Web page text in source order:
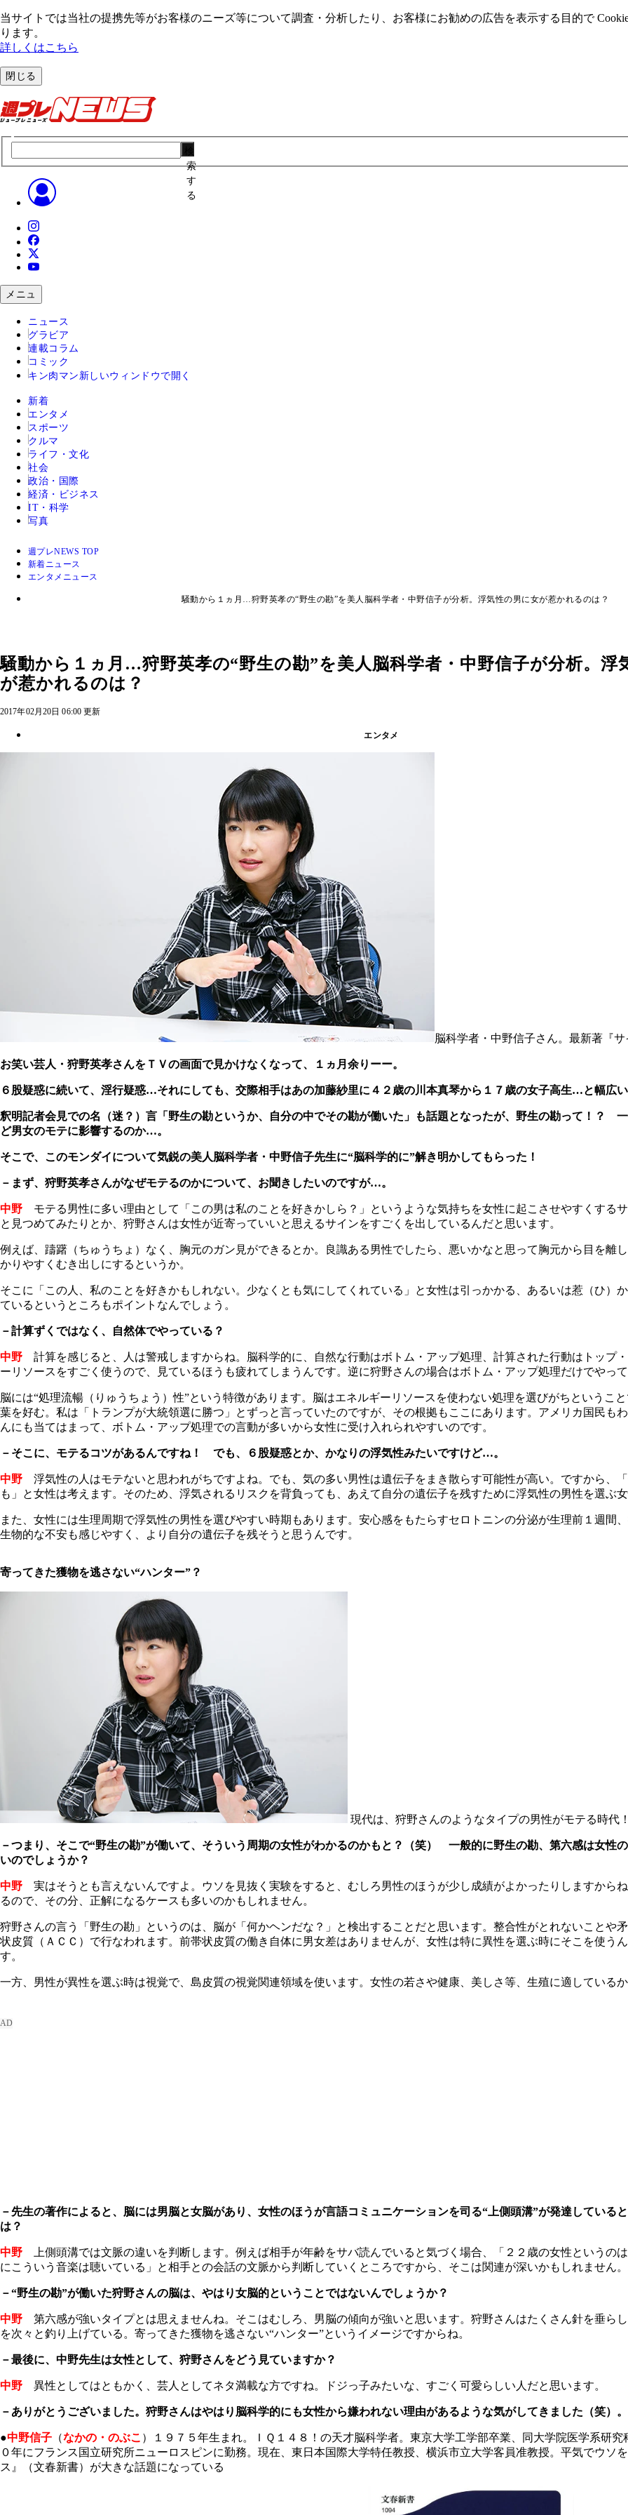
当サイトでは当社の提携先等がお客様のニーズ等について調査・分析したり、お客様にお勧めの広告を表⽰する⽬的で
ります。
詳しくはこちら
閉じる
索
す
る
メニュ
ニュース
グラビア
連載コラム
コミック
キン肉マン 新しいウィンドウで開く
新着
エンタメ
スポーツ
クルマ
ライフ・文化
社会
政治・国際
経済・ビジネス
IT・科学
写真
週プレNEWS TOP
新着ニュース
エンタメニュース
騒動から１ヵ月…狩野英孝の“野生の勘”を美人脳科学者・中野信子が分析。浮気性の男に女が惹かれるのは？
騒動から１ヵ月…狩野英孝の“野生の勘”を美人脳科学者・中野信子が分析。浮
が惹かれるのは？
2017年02月20日 06:00 更新
エンタメ
脳科学者・中野信子さん。最新著『
お笑い芸人・狩野英孝さんをＴＶの画面で見かけなくなって、１ヵ月余りーー。
６股疑惑に続いて、淫行疑惑…それにしても、交際相手はあの加藤紗里に４２歳の川本真琴から１７歳の女子高生…と幅広い
釈明記者会見での名（迷？）言「野生の勘というか、自分の中でその勘が働いた」も話題となったが、野生の勘って！？
ど男女のモテに影響するのか…。
そこで、このモンダイについて気鋭の美人脳科学者・中野信子先生に“脳科学的に”解き明かしてもらった！
－まず、狩野英孝さんがなぜモテるのかについて、お聞きしたいのですが…。
中野 モテる男性に多い理由として「この男は私のことを好きかしら？」というような気持ちを女性に起こさせやすくする
と見つめてみたりとか、狩野さんは女性が近寄っていいと思えるサインをすごくを出しているんだと思います。
例えば、躊躇（ちゅうちょ）なく、胸元のガン見ができるとか。良識ある男性でしたら、悪いかなと思って胸元から目を離
かりやすくむき出しにするというか。
そこに「この人、私のことを好きかもしれない。少なくとも気にしてくれている」と女性は引っかかる、あるいは惹（ひ）
ているというところもポイントなんでしょう。
－計算ずくではなく、自然体でやっている？
中野 計算を感じると、人は警戒しますからね。脳科学的に、自然な行動はボトム・アップ処理、計算された行動はトップ
ーリソースをすごく使うので、見ているほうも疲れてしまうんです。逆に狩野さんの場合はボトム・アップ処理だけでやっ
脳には“処理流暢（りゅうちょう）性”という特徴があります。脳はエネルギーリソースを使わない処理を選びがちという
葉を好む。私は「トランプが大統領選に勝つ」とずっと言っていたのですが、その根拠もここにあります。アメリカ国民も
んにも当てはまって、ボトム・アップ処理での言動が多いから女性に受け入れられやすいのです。
－そこに、モテるコツがあるんですね！ でも、６股疑惑とか、かなりの浮気性みたいですけど…。
中野 浮気性の人はモテないと思われがちですよね。でも、気の多い男性は遺伝子をまき散らす可能性が高い。ですから、
も」と女性は考えます。そのため、浮気されるリスクを背負っても、あえて自分の遺伝子を残すために浮気性の男性を選ぶ女
また、女性には生理周期で浮気性の男性を選びやすい時期もあります。安心感をもたらすセロトニンの分泌が生理前１週間
生物的な不安も感じやすく、より自分の遺伝子を残そうと思うんです。
寄ってきた獲物を逃さない“ハンター”？
現代は、狩野さんのようなタイプの男性がモテる時代
－つまり、そこで“野生の勘”が働いて、そういう周期の女性がわかるのかもと？（笑） 一般的に野生の勘、第六感は女性
いのでしょうか？
中野 実はそうとも言えないんですよ。ウソを見抜く実験をすると、むしろ男性のほうが少し成績がよかったりしますから
るので、その分、正解になるケースも多いのかもしれません。
狩野さんの言う「野生の勘」というのは、脳が「何かヘンだな？」と検出することだと思います。整合性がとれないことや
状皮質（ＡＣＣ）で行なわれます。前帯状皮質の働き自体に男女差はありませんが、女性は特に異性を選ぶ時にそこを使う
す。
一方、男性が異性を選ぶ時は視覚で、島皮質の視覚関連領域を使います。女性の若さや健康、美しさ等、生殖に適しているか
－先生の著作によると、脳には男脳と女脳があり、女性のほうが言語コミュニケーションを司る“上側頭溝”が発達している
は？
中野 上側頭溝では文脈の違いを判断します。例えば相手が年齢をサバ読んでいると気づく場合、「２２歳の女性というの
にこういう音楽は聴いている」と相手との会話の文脈から判断していくところですから、そこは関連が深いかもしれません。
－“野生の勘”が働いた狩野さんの脳は、やはり女脳的ということではないんでしょうか？
中野 第六感が強いタイプとは思えませんね。そこはむしろ、男脳の傾向が強いと思います。狩野さんはたくさん針を垂ら
を次々と釣り上げている。寄ってきた獲物を逃さない“ハンター”というイメージですからね。
－最後に、中野先生は女性として、狩野さんをどう見ていますか？
中野 異性としてはともかく、芸人としてネタ満載な方ですね。ドジっ子みたいな、すごく可愛らしい人だと思います。
－ありがとうございました。狩野さんはやはり脳科学的にも女性から嫌われない理由があるような気がしてきました（笑）。
●中野信子 （なかの・のぶこ ）１９７５年生まれ。ＩＱ１４８！の天才脳科学者。東京大学工学部卒業、同大学院医学系研
０年にフランス国立研究所ニューロスピンに勤務。現在、東日本国際大学特任教授、横浜市立大学客員准教授。平気でウソ
ス』（文春新書）が大きな話題になっている